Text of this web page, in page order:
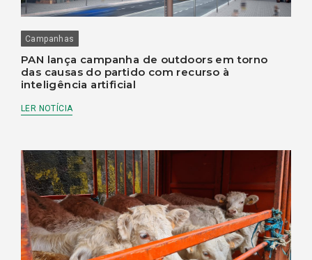
Campanhas
PAN lança campanha de outdoors em torno
das causas do partido com recurso à
inteligência artificial
LER NOTÍCIA